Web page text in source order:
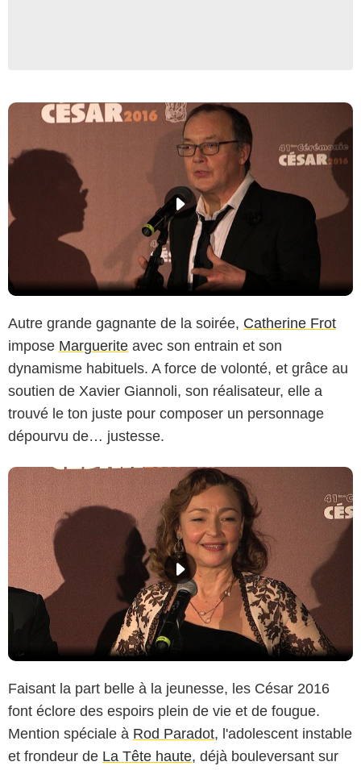
Autre grande gagnante de la soirée, Catherine Frot
impose Marguerite avec son entrain et son
dynamisme habituels. A force de volonté, et grâce au
soutien de Xavier Giannoli, son réalisateur, elle a
trouvé le ton juste pour composer un personnage
dépourvu de… justesse.
Faisant la part belle à la jeunesse, les César 2016
font éclore des espoirs plein de vie et de fougue.
Mention spéciale à Rod Paradot, l'adolescent instable
et frondeur de La Tête haute, déjà bouleversant sur